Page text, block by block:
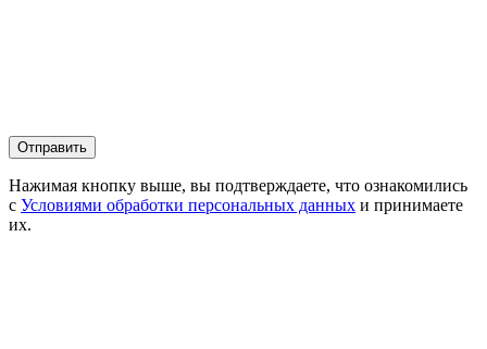
Нажимая кнопку выше, вы подтверждаете, что ознакомились
с Условиями обработки персональных данных и принимаете
их.